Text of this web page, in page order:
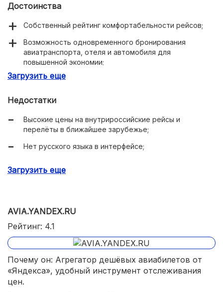
Достоинства
Собственный рейтинг комфортабельности рейсов;
Возможность одновременного бронирования
авиатранспорта, отеля и автомобиля для
повышенной экономии;
Удобные мобильные приложения.
Загрузить еще
Недостатки
Высокие цены на внутрироссийские рейсы и
перелёты в ближайшее зарубежье;
Нет русского языка в интерфейсе;
Загрузить еще
AVIA.YANDEX.RU
Рейтинг: 4.1
Почему он: Агрегатор дешёвых авиабилетов от
«Яндекса», удобный инструмент отслеживания
цен.